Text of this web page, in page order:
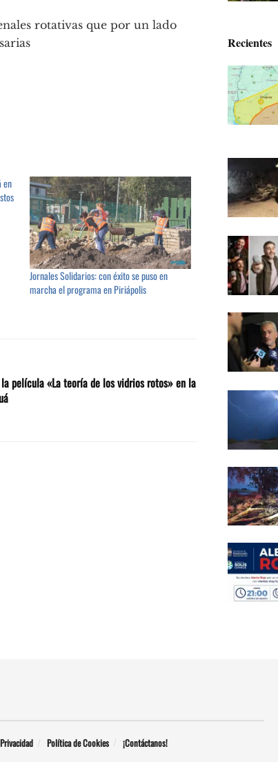
rotativas que por un lado
en
Jornales Solidarios: con éxito se puso en
marcha el programa en Piriápolis
la película «La teoría de los vidrios rotos» en la
Recientes
Política de Cookies ¡Contáctanos!